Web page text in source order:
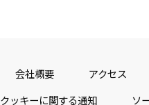
会社概要 アクセス
クッキーに関する通知 ソ